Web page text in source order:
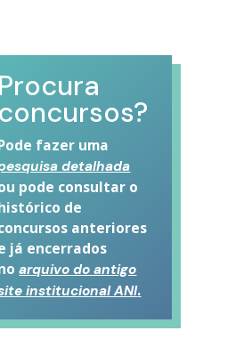
Procura
concursos?
fazer uma
detalhada
pode consultar o
de
anteriores
já encerrados
arquivo do antigo
institucional ANI.